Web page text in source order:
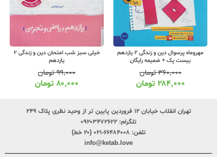
مهروماه پرسوال دین و زندگی 2 یازدهم
بیست پک + ضمیمه رایگان
۳۶۰,۰۰۰تومان
۲۸۴,۰۰۰ تومان
خیلی سبز شب امتحان دین و زندگی 2
یازدهم
۹۹,۰۰۰تومان
۸۰,۰۰۰ تومان
تهران انقلاب خیابان ۱۲ فروردین پایین تر از وحید نظری پلاک ۲۴۹
تلگرام: ۰۹۲۰۳۴۷۲۶۲۲
تلفن: ۶۶۴۸۴۰۰۸-۰۲۱ (۲۰ خط)
info@ketab.love